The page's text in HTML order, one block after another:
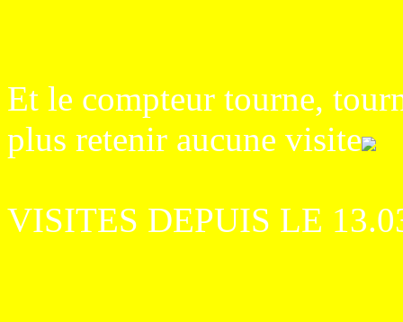
Et le compteur tourne,
plus retenir aucune visite
VISITES DEPUIS LE